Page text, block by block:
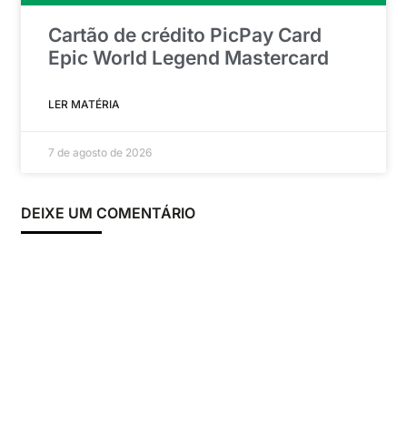
Cartão de crédito PicPay Card
Epic World Legend Mastercard
LER MATÉRIA
7 de agosto de 2026
DEIXE UM COMENTÁRIO